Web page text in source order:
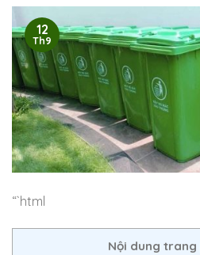
12
Th9
“`html
Nội dung trang